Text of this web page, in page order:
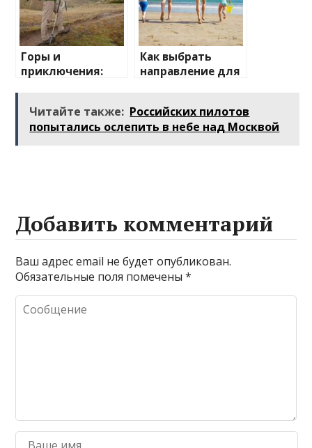
Горы и
приключения:
активного
отдыха
Как выбрать
направление для
Читайте также: Российских пилотов
попытались ослепить в небе над Москвой
Добавить комментарий
Ваш адрес email не будет опубликован.
Обязательные поля помечены*